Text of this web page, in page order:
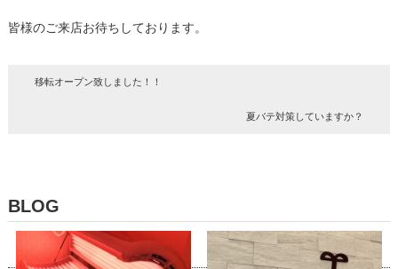
皆様のご来店お待ちしております。
移転オープン致しました！！
夏バテ対策していますか？
BLOG